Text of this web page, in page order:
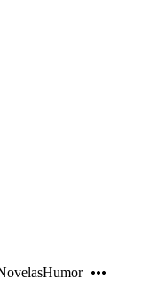
Humor